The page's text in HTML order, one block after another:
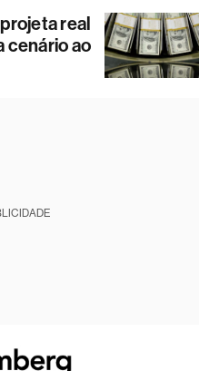
real
cenário ao